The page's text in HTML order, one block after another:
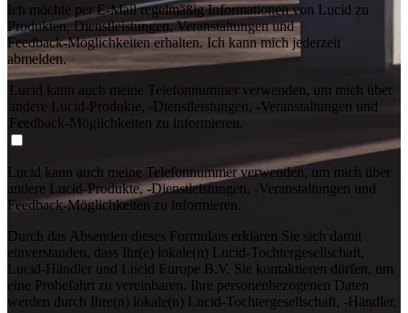
Ich möchte per E-Mail regelmäßig Informationen von Lucid zu
Produkten, Dienstleistungen, Veranstaltungen und
Feedback‑Möglichkeiten erhalten. Ich kann mich jederzeit
abmelden.
Lucid kann auch meine Telefonnummer verwenden, um mich über
andere Lucid-Produkte, -Dienstleistungen, -Veranstaltungen und
Feedback-Möglichkeiten zu informieren.
Lucid kann auch meine Telefonnummer verwenden, um mich über
andere Lucid-Produkte, -Dienstleistungen, -Veranstaltungen und
Feedback-Möglichkeiten zu informieren.
Durch das Absenden dieses Formulars erklären Sie sich damit
einverstanden, dass Ihr(e) lokale(n) Lucid‑Tochtergesellschaft,
Lucid-Händler und Lucid Europe B.V. Sie kontaktieren dürfen, um
eine Probefahrt zu vereinbaren. Ihre personenbezogenen Daten
werden durch Ihre(n) lokale(n) Lucid-Tochtergesellschaft, -Händler,